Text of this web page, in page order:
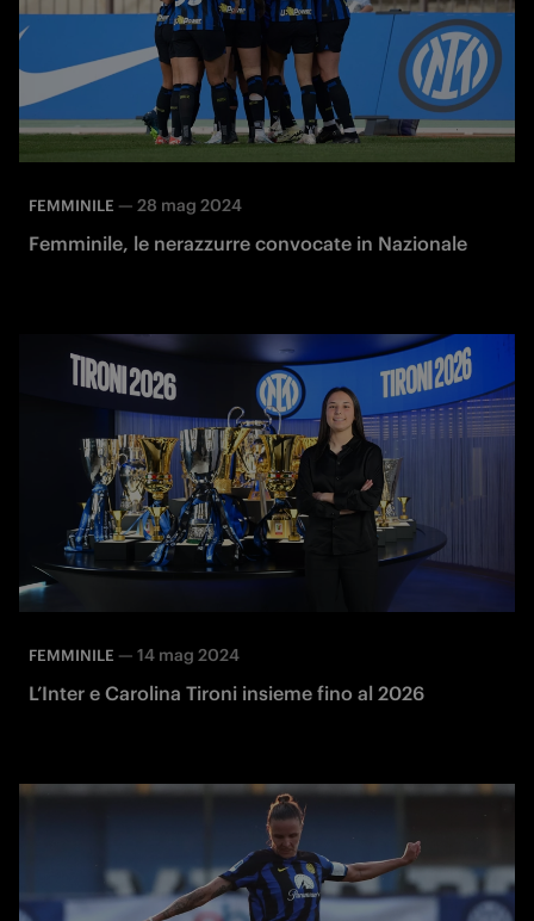
FEMMINILE — 28 mag 2024
Femminile, le nerazzurre convocate in Nazionale
FEMMINILE — 14 mag 2024
L’Inter e Carolina Tironi insieme fino al 2026